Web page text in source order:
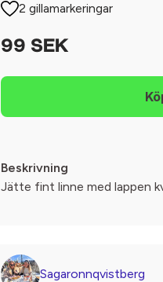
2 gillamarkeringar
99 SEK
Beskrivning
Jätte fint linne med lappen
Sagaronnqvistberg